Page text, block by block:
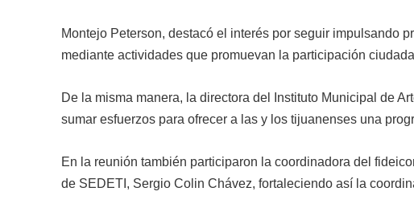
Montejo Peterson, destacó el interés por seguir impulsando
mediante actividades que promuevan la participación
De la misma manera, la directora del Instituto Municipal de
sumar esfuerzos para ofrecer a las y los tijuanenses una
En la reunión también participaron la coordinadora del
de SEDETI, Sergio Colin Chávez, fortaleciendo así la